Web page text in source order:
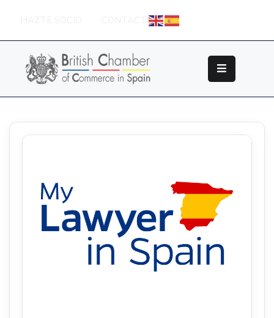
CONTACTO
Sobre
British
Chamber
Socios
Grupos